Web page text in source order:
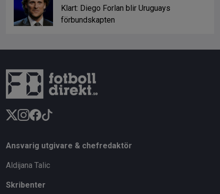
Klart: Diego Forlan blir Uruguays
förbundskapten
Ansvarig utgivare & chefredaktör
Aldijana Talic
Skribenter